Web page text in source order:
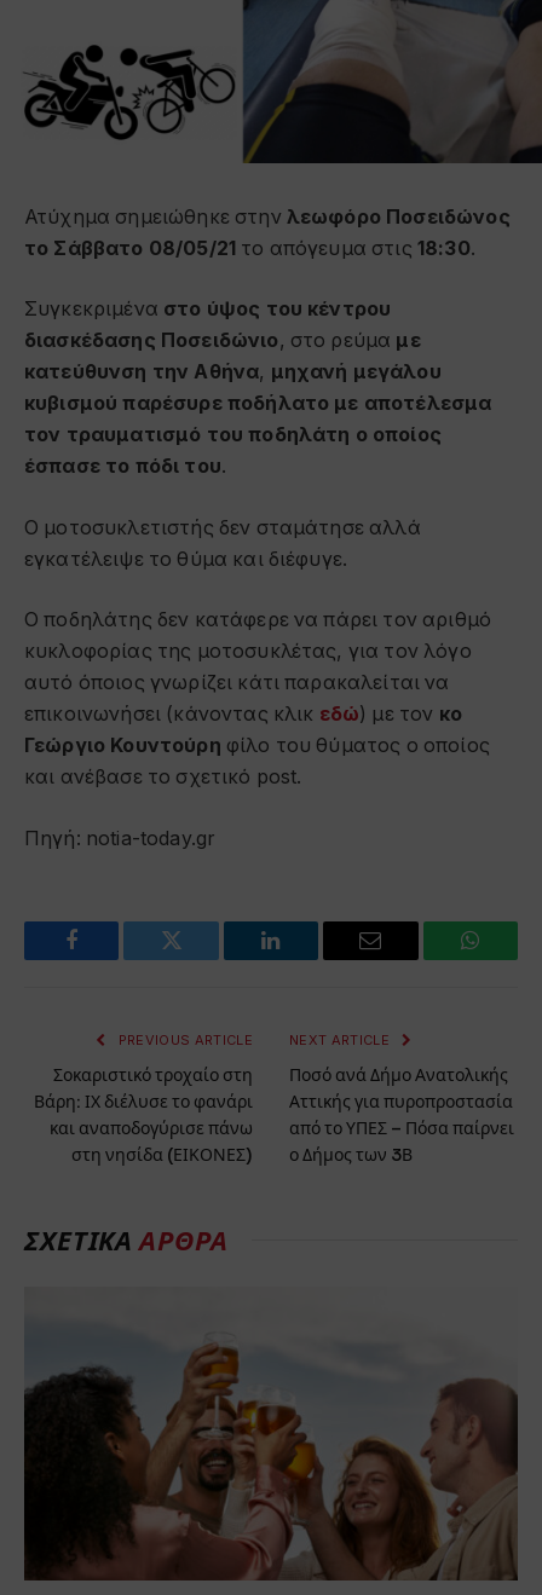
Ατύχημα σημειώθηκε στην λεωφόρο Ποσειδώνος
το Σάββατο 08/05/21 το απόγευμα στις 18:30.
Συγκεκριμένα στο ύψος του κέντρου
διασκέδασης Ποσειδώνιο, στο ρεύμα με
κατεύθυνση την Αθήνα, μηχανή μεγάλου
κυβισμού παρέσυρε ποδήλατο με αποτέλεσμα
τον τραυματισμό του ποδηλάτη ο οποίος
έσπασε το πόδι του.
Ο μοτοσυκλετιστής δεν σταμάτησε αλλά
εγκατέλειψε το θύμα και διέφυγε.
Ο ποδηλάτης δεν κατάφερε να πάρει τον αριθμό
κυκλοφορίας της μοτοσυκλέτας, για τον λόγο
αυτό όποιος γνωρίζει κάτι παρακαλείται να
επικοινωνήσει (κάνοντας κλικ εδώ) με τον κο
Γεώργιο Κουντούρη φίλο του θύματος ο οποίος
και ανέβασε το σχετικό post.
Πηγή: notia-today.gr
Facebook Twitter LinkedIn Email
PREVIOUS ARTICLE
Σοκαριστικό τροχαίο στη
Βάρη: ΙΧ διέλυσε το φανάρι
και αναποδογύρισε πάνω
στη νησίδα (ΕΙΚΟΝΕΣ)
NEXT ARTICLE
Ποσό ανά Δήμο Ανατολικής
Αττικής για πυροπροστασία
από το ΥΠΕΣ – Πόσα παίρνει
ο Δήμος των 3Β
ΣΧΕΤΙΚΆΆΡΘΡΑ